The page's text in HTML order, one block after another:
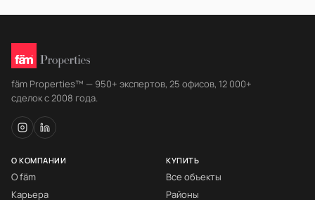
fäm Properties™ — 950+ экспертов, 25 офисов, 12 000+
сделок с 2008 года.
О КОМПАНИИ
О fäm
Карьера
КУПИТЬ
Все объекты
Районы